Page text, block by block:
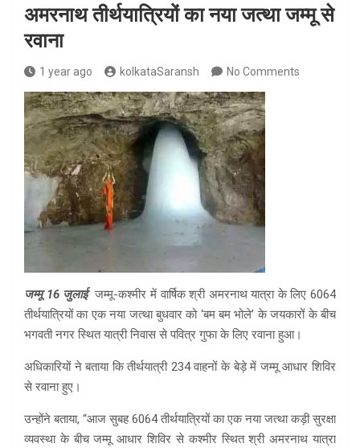
अमरनाथ तीर्थयात्रियों का नया जत्था जम्मू से
रवाना
1 year ago kolkataSaransh No Comments
जम्मू 16 जुलाईजम्मू-कश्मीर में वार्षिक श्री अमरनाथ यात्रा के लिए 6064
तीर्थयात्रियों का एक नया जत्था बुधवार को ‘बम बम भोले’ के जयकारों के बीच
भगवती नगर स्थित यात्री निवास से पवित्र गुफा के लिए रवाना हुआ।
अधिकारियों ने बताया कि तीर्थयात्री 234 वाहनों के बेड़े में जम्मू आधार शिविर
से रवाना हुए।
उन्होंने बताया, “आज सुबह 6064 तीर्थयात्रियों का एक नया जत्था कड़ी सुरक्षा
व्यवस्था के बीच जम्मू आधार शिविर से कश्मीर स्थित श्री अमरनाथ यात्रा